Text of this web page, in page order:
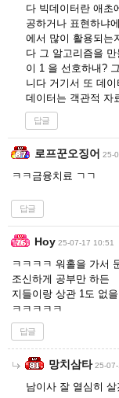
다 빅데이터란 애초
공하거나 표현하냐
에서 많이 활용되는
다 그 알고리즘을
이 1 을 선호하내?
니다 거기서 또 데
데이터는 객관적 자
답글
로프꾼오징어 25-
ㅋㅋ금융치료 ㄱㄱ
답글
Hoy 25-07-17 10:51
ㅋㅋㅋㅋ 워홀을 가서
조신하게 공부만 하든
지들이랑 상관 1도 없
ㅋㅋㅋㅋㅋ
답글
망치삼타 25-
남이사 잘 열심히